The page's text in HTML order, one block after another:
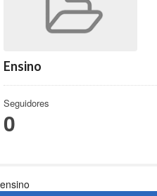
Ensino
Seguidores
0
ensino